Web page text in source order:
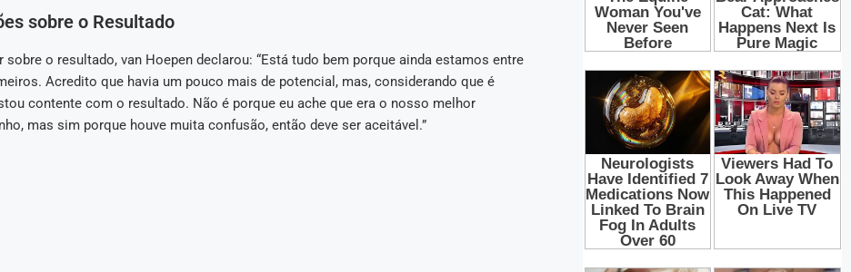
sobre o Resultado
sobre o resultado, van Hoepen declarou: “Está tudo bem porque ainda estamos entre
Acredito que havia um pouco mais de potencial, mas, considerando que é
contente com o resultado. Não é porque eu ache que era o nosso melhor
mas sim porque houve muita confusão, então deve ser aceitável.”